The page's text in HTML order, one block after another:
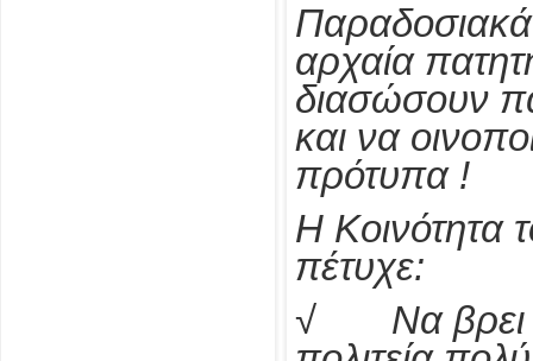
αρχαία
διασώσουν
και να
πρότυπα !
Η Κοινότητα
πέτυχε:
√ Να βρει